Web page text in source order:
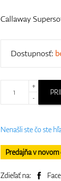
Callaway
Dostupnosť:
+
-
Nenašli ste čo ste
Predajňa v
Zdieľať na: